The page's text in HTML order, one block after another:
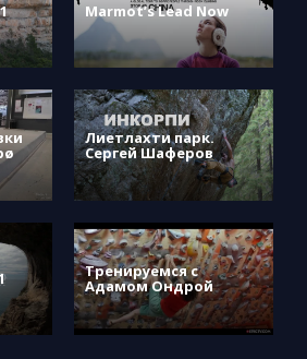
Marmot’s Lead Now
Лиетлахти парк.
Сергей Шаферов
Тренируемся с
Адамом Ондрой